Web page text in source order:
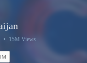
• 15M Views